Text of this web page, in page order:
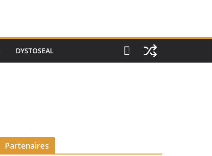
DYSTOSEAL
Partenaires